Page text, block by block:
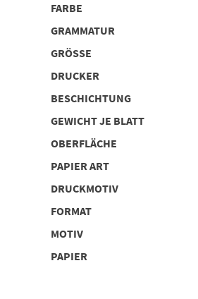
FARBE
GRAMMATUR
GRÖSSE
DRUCKER
BESCHICHTUNG
GEWICHT JE BLATT
OBERFLÄCHE
PAPIER ART
DRUCKMOTIV
FORMAT
MOTIV
PAPIER